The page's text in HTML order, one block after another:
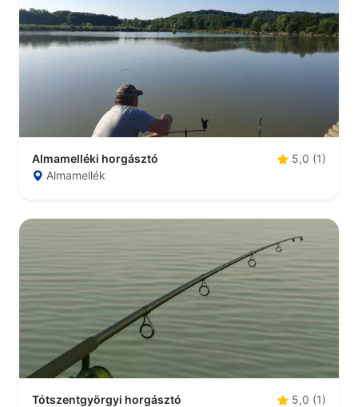
Almamelléki horgásztó
5,0 (1)
Almamellék
Tótszentgyörgyi horgásztó
5,0 (1)